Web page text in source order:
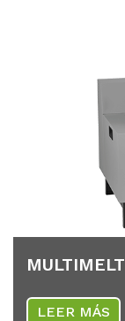
MUL­TI­MELT
LEER MÁS